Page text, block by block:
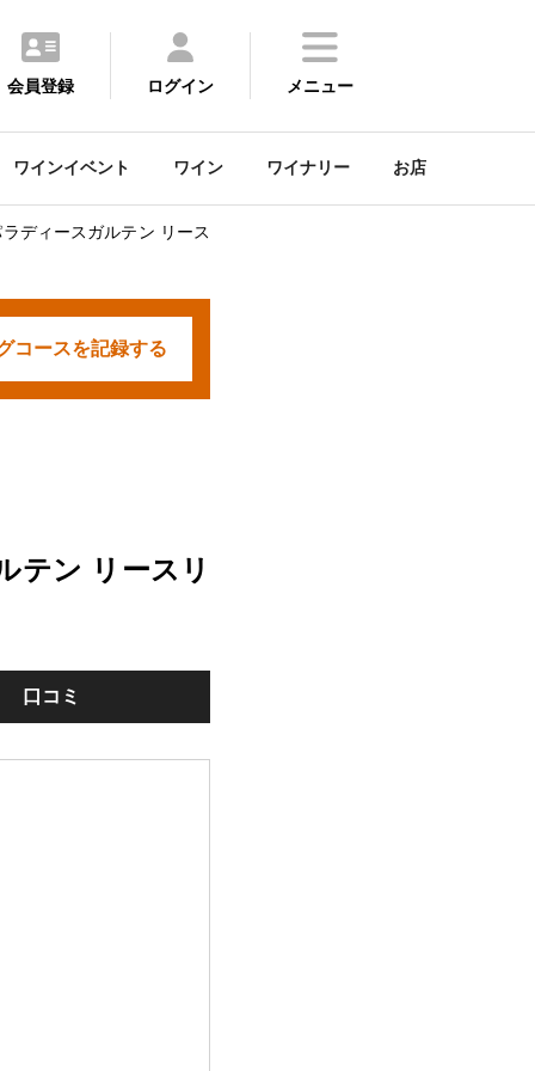
会員登録 ログイン メニュー
ワインイベント ワイン ワイナリー お店
ディースガルテン リース
コースを記録する
テン リースリ
口コミ